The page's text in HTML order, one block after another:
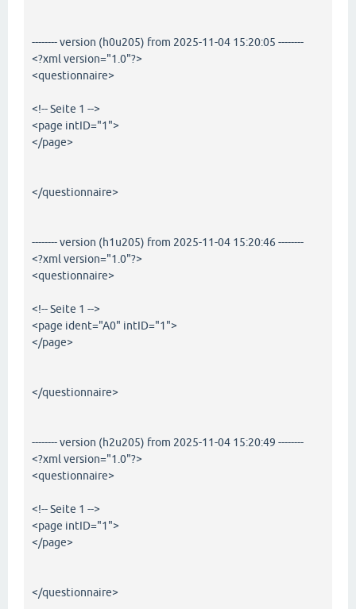
-------- version (h0u205) from 2025-11-04 15:20:05 --------
<?xml version="1.0"?>
<questionnaire>
<!-- Seite 1 -->
<page intID="1">
</page>
</questionnaire>
-------- version (h1u205) from 2025-11-04 15:20:46 --------
<?xml version="1.0"?>
<questionnaire>
<!-- Seite 1 -->
<page ident="A0" intID="1">
</page>
</questionnaire>
-------- version (h2u205) from 2025-11-04 15:20:49 --------
<?xml version="1.0"?>
<questionnaire>
<!-- Seite 1 -->
<page intID="1">
</page>
</questionnaire>